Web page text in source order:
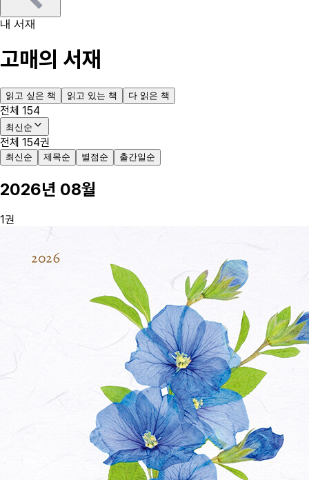
내 서재
고매의 서재
읽고 싶은 책 읽고 있는 책 다 읽은 책
전체 154
최신순
전체 154권
최신순 제목순 별점순 출간일순
2026년 08월
1권